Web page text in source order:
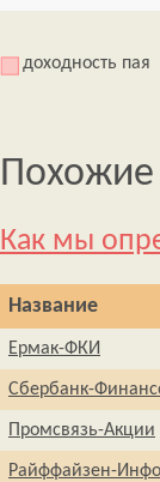
доходность пая
Как мы
Название
Ермак-ФКИ
Сбербанк-
Промсвязь-Акции
Райффайзен-